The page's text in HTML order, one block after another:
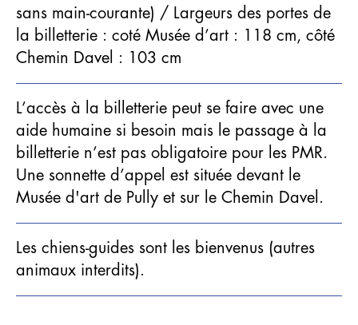
sans main-courante) / Largeurs des portes de
la billetterie : coté Musée d’art : 118 cm, côté
Chemin Davel : 103 cm
L’accès à la billetterie peut se faire avec une
aide humaine si besoin mais le passage à la
billetterie n’est pas obligatoire pour les PMR.
Une sonnette d’appel est située devant le
Musée d'art de Pully et sur le Chemin Davel.
Les chiens-guides sont les bienvenus (autres
animaux interdits).